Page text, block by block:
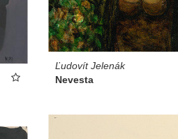
Ľudovít Jelenák
Nevesta